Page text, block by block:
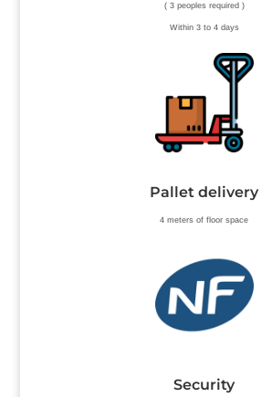
( 3 peoples required )
Within 3 to 4 days
Pallet delivery
4 meters of floor space
Security